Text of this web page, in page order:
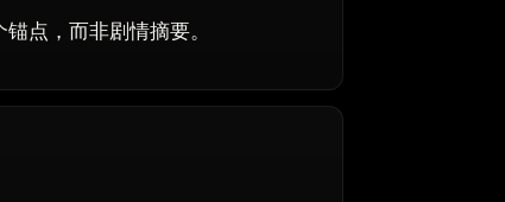
点，而非剧情摘要。